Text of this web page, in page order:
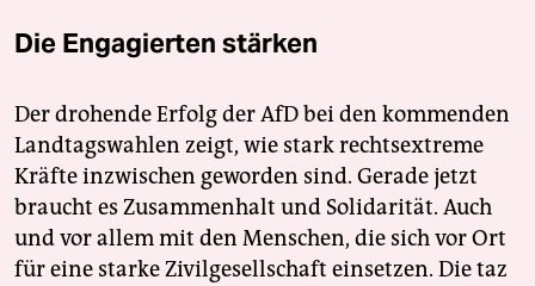
Die Engagierten stärken
Der drohende Erfolg der AfD bei den kommenden
Landtagswahlen zeigt, wie stark rechtsextreme
Kräfte inzwischen geworden sind. Gerade jetzt
braucht es Zusammenhalt und Solidarität. Auch
und vor allem mit den Menschen, die sich vor Ort
für eine starke Zivilgesellschaft einsetzen. Die taz